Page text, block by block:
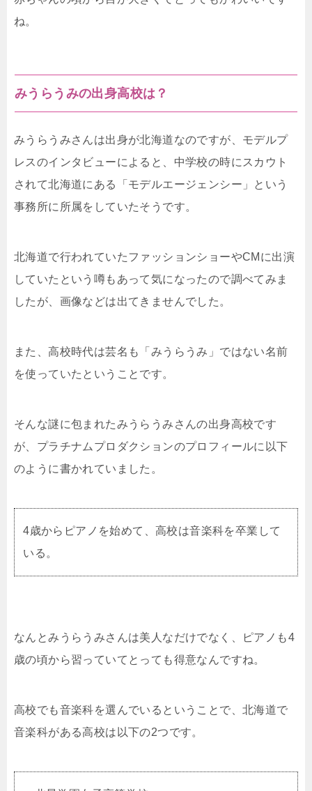
ね。
みうらうみの出身高校は？
みうらうみさんは出身が北海道なのですが、モデルプ
レスのインタビューによると、中学校の時にスカウト
されて北海道にある「モデルエージェンシー」という
事務所に所属をしていたそうです。
北海道で行われていたファッションショーやCMに出演
していたという噂もあって気になったので調べてみま
したが、画像などは出てきませんでした。
また、高校時代は芸名も「みうらうみ」ではない名前
を使っていたということです。
そんな謎に包まれたみうらうみさんの出身高校です
が、プラチナムプロダクションのプロフィールに以下
のように書かれていました。
4歳からピアノを始めて、高校は音楽科を卒業して
いる。
なんとみうらうみさんは美人なだけでなく、ピアノも4
歳の頃から習っていてとっても得意なんですね。
高校でも音楽科を選んでいるということで、北海道で
音楽科がある高校は以下の2つです。